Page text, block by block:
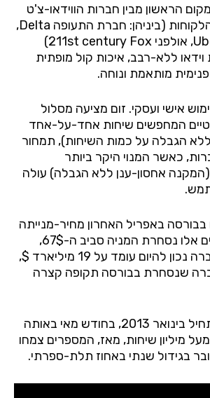
הראשון מבין חברות הווידאו-צ'ט
ע"פ שביעות-רצון הלקוחות (ביניהן: חברת התעופה Delta,
חברת ההיסעים Uber, אולפני 211st century Fox)
ללא-רבב, איכות קול מופתית
מותאמת ונוחה.
אישי ועסקי. זום מציעה מסלול
המחפשים שיחות אחד-על-אחד
אך ללא הגבלה על כמות השיחות), תמחור
כאשר המנוי היקר ביותר
אחסון-ענן ללא הגבלה) עולה
באפריל האחרון מחיר-מנייתה
עמד על 62$. בימים אלו נסחרת המניה סביב ה-67$,
שווי-השוק של החברה נכון להיום עומד על 19 מיליארד $,
שנסחרת בבורסה תקופה קצרה
השירות של זום התחיל בינואר 2013, בחודש מאי באותה
מיליון שיחות, מאז, המספרים צמחו
בגידול שנתי באחוז תלת-ספרתי.